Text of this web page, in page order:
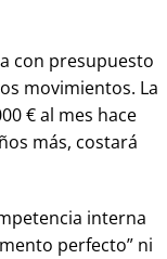
con presupuesto
movimientos. La
€ al mes hace
más, costará
interna
perfecto” ni